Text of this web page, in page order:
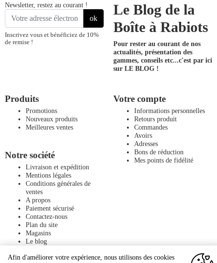
Newsletter, restez au courant !
ok
Inscrivez vous et bénéficiez de 10%
de remise !
Le Blog de la
Boîte à Rabiots
Pour rester au courant de nos
actualités, présentation des
gammes, conseils etc...c'est par ici
sur LE BLOG !
Produits
Promotions
Nouveaux produits
Meilleures ventes
Notre société
Livraison et expédition
Mentions légales
Conditions générales de
ventes
A propos
Paiement sécurisé
Contactez-nous
Plan du site
Magasins
Le blog
Votre compte
Informations personnelles
Retours produit
Commandes
Avoirs
Adresses
Bons de réduction
Mes points de fidélité
Afin d'améliorer votre expérience, nous utilisons des cookies